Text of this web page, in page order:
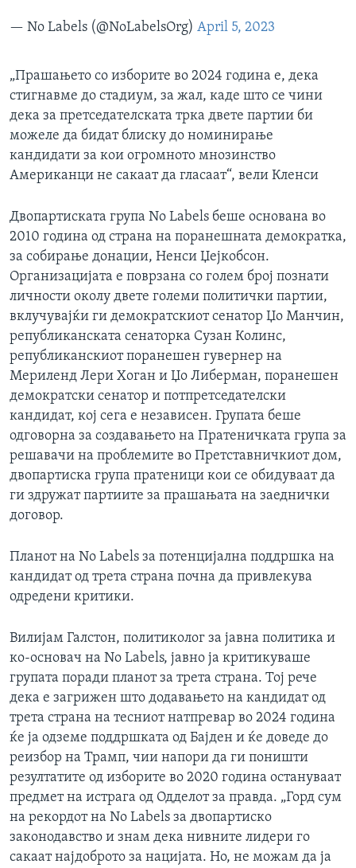
— No Labels (@NoLabelsOrg) April 5, 2023
„Прашањето со изборите во 2024 година е, дека
стигнавме до стадиум, за жал, каде што се чини
дека за претседателската трка двете партии би
можеле да бидат блиску до номинирање
кандидати за кои огромното мнозинство
Американци не сакаат да гласаат“, вели Кленси
Двопартиската група No Labels беше основана во
2010 година од страна на поранешната демократка,
за собирање донации, Ненси Џејкобсон.
Организацијата е поврзана со голем број познати
личности околу двете големи политички партии,
вклучувајќи ги демократскиот сенатор Џо Манчин,
републиканската сенаторка Сузан Колинс,
републиканскиот поранешен гувернер на
Мериленд Лери Хоган и Џо Либерман, поранешен
демократски сенатор и потпретседателски
кандидат, кој сега е независен. Групата беше
одговорна за создавањето на Пратеничката група за
решавачи на проблемите во Претставничкиот дом,
двопартиска група пратеници кои се обидуваат да
ги здружат партиите за прашањата на заеднички
договор.
Планот на No Labels за потенцијална поддршка на
кандидат од трета страна почна да привлекува
одредени критики.
Вилијам Галстон, политиколог за јавна политика и
ко-основач на No Labels, јавно ја критикуваше
групата поради планот за трета страна. Тој рече
дека е загрижен што додавањето на кандидат од
трета страна на тесниот натпревар во 2024 година
ќе ја одземе поддршката од Бајден и ќе доведе до
реизбор на Трамп, чии напори да ги поништи
резултатите од изборите во 2020 година остануваат
предмет на истрага од Одделот за правда. „Горд сум
на рекордот на No Labels за двопартиско
законодавство и знам дека нивните лидери го
сакаат најдоброто за нацијата. Но, не можам да ја